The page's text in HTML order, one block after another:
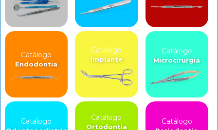
Catálogo
Endodontia
Catálogo
Implante
Catálogo
Microcirurgia
Catálogo Catálogo
Ortodontia
Catálogo